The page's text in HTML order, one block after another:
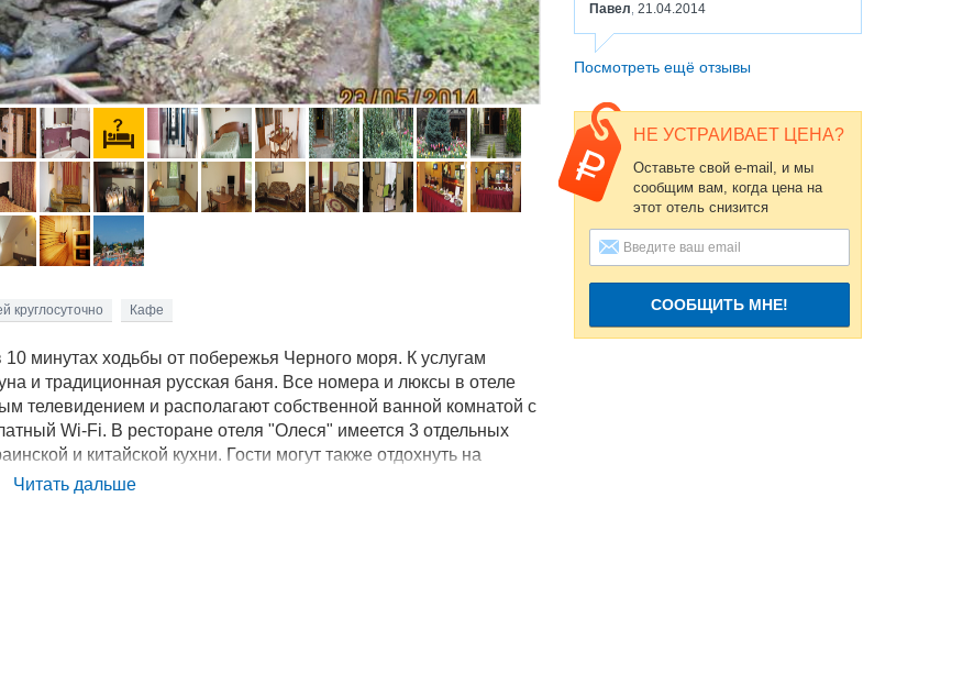
круглосуточно Кафе
минутах ходьбы от побережья Черного моря. К услугам
и традиционная русская баня. Все номера и люксы в отеле
телевидением и располагают собственной ванной комнатой с
Wi-Fi. В ресторане отеля "Олеся" имеется 3 отдельных
и китайской кухни. Гости могут также отдохнуть на
бесплатную охраняемую парковку для гостей. Отель
Читать дальше
Павел 21.04.2014
Посмотреть ещё отзывы
НЕ УСТРАИВАЕТ ЦЕНА?
Оставьте свой e-mail, и мы
сообщим вам, когда цена на
этот отель снизится
СООБЩИТЬ МНЕ!